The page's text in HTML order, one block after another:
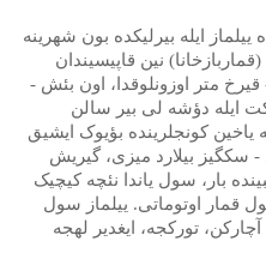
ایله بیرلیکده بون شهرینه
نین قاپیسیندان
قیرخ متر اوزونلوقدا، اون بئش -
ایله دؤشه لی بیر سالن
کونجلرینده بؤیوک ایشیق
- سکگیز بیلارد میزی، گیریش
بار، سول یاندا نئچه کیچیک
قمار اوتوماتی. ییلماز سول
آچارکن، تورکجه، ایغدیر لهجه